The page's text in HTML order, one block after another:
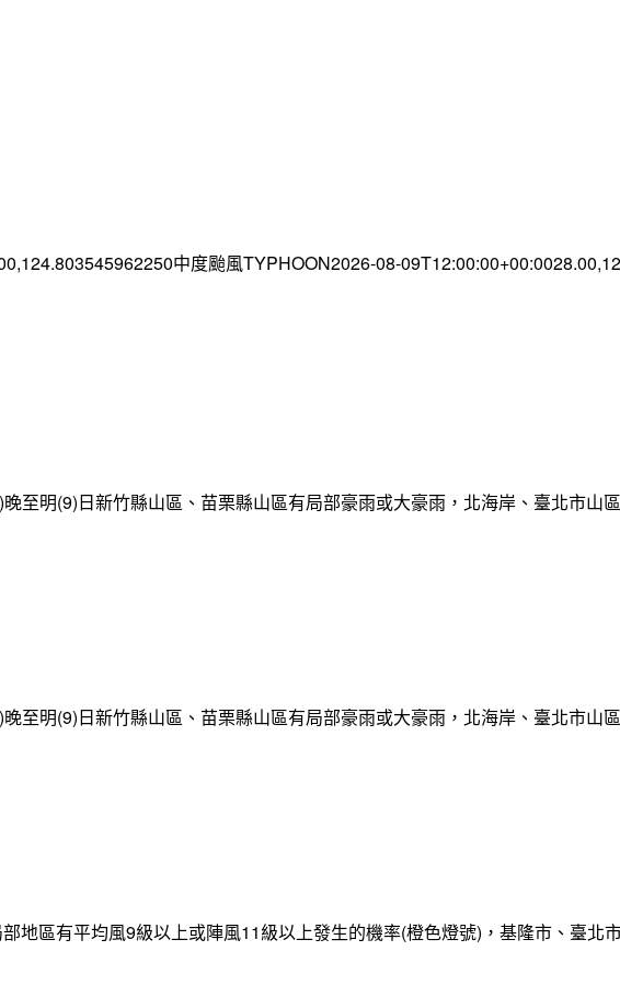
中度颱風TYPHOON2026-08-
至明(9)日新竹縣山區、苗栗縣山區有局部豪雨或大豪雨，北海岸、臺北市山
至明(9)日新竹縣山區、苗栗縣山區有局部豪雨或大豪雨，北海岸、臺北市山
地區有平均風9級以上或陣風11級以上發生的機率(橙色燈號)，基隆市、臺北